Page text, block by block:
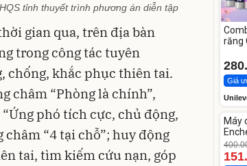
tỉnh thuyết trình phương án diễn tập
gian qua, trên địa bàn
trong công tác tuyên
chống, khắc phục thiên tai.
châm “Phòng là chính”,
“Ứng phó tích cực, chủ động,
“4 tại chỗ”; huy động
tai, tìm kiếm cứu nạn, góp
răng
Giá
-62%
Máy
dao